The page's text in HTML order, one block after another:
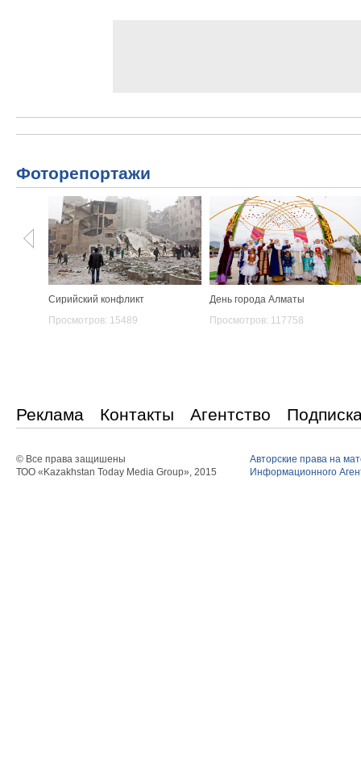
Фоторепортажи
Сирийский конфликт
Просмотров: 15489
День города Алматы
Просмотров: 117758
Реклама Контакты Агентство
© Все права защишены
ТОО «Kazakhstan Today Media Group», 2015
Авторские права на
Информационного